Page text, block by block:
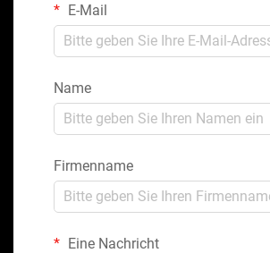
E-Mail
Name
Firmenname
Eine Nachricht